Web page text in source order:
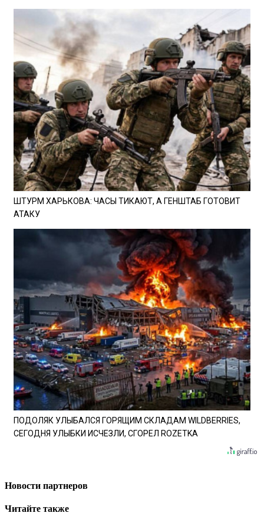
ШТУРМ ХАРЬКОВА: ЧАСЫ ТИКАЮТ, А ГЕНШТАБ ГОТОВИТ
АТАКУ
ПОДОЛЯК УЛЫБАЛСЯ ГОРЯЩИМ СКЛАДАМ WILDBERRIES,
СЕГОДНЯ УЛЫБКИ ИСЧЕЗЛИ, СГОРЕЛ ROZETKA
Новости партнеров
Читайте также